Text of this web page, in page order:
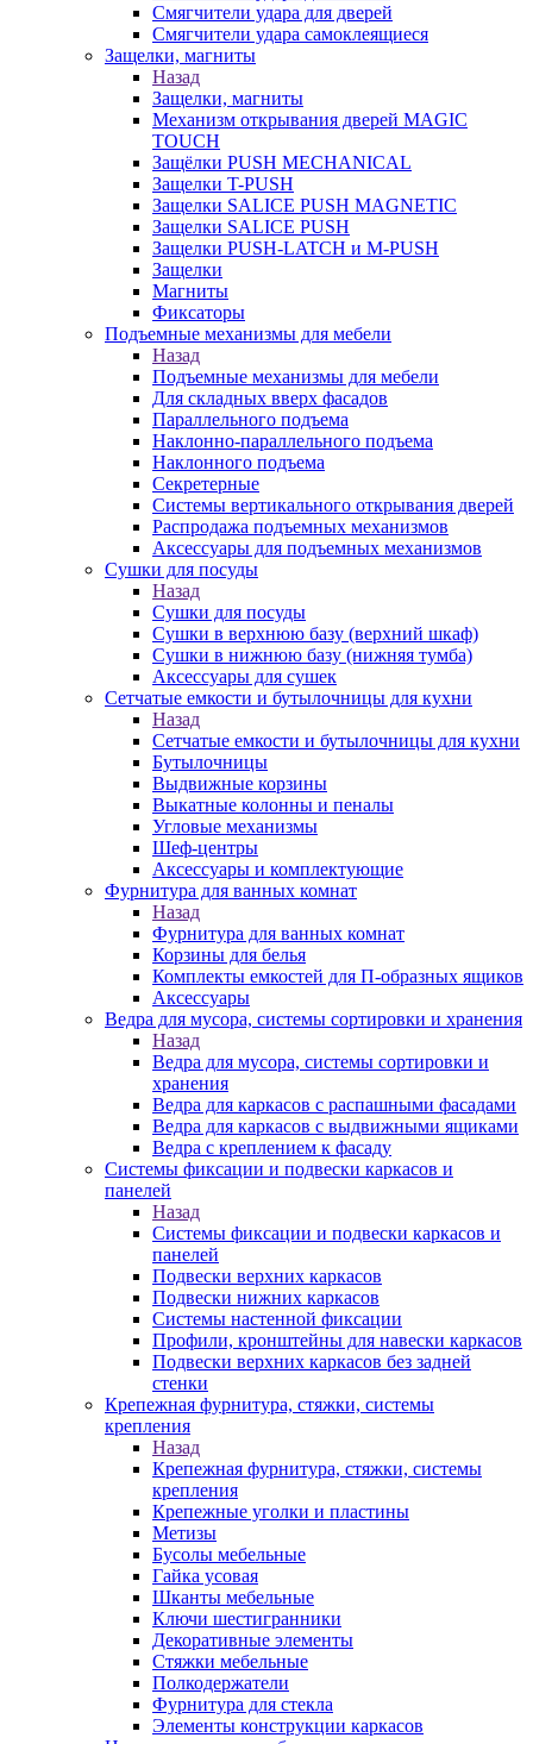
Смягчители удара для дверей
Cмягчители удара самоклеящиеся
Защелки, магниты
Назад
Защелки, магниты
Механизм открывания дверей MAGIC
TOUCH
Защёлки PUSH MECHANICAL
Защелки T-PUSH
Защелки SALICE PUSH MAGNETIC
Защелки SALICE PUSH
Защелки PUSH-LATCH и M-PUSH
Защелки
Магниты
Фиксаторы
Подъемные механизмы для мебели
Назад
Подъемные механизмы для мебели
Для складных вверх фасадов
Параллельного подъема
Наклонно-параллельного подъема
Наклонного подъема
Секретерные
Системы вертикального открывания дверей
Распродажа подъемных механизмов
Аксессуары для подъемных механизмов
Сушки для посуды
Назад
Сушки для посуды
Сушки в верхнюю базу (верхний шкаф)
Сушки в нижнюю базу (нижняя тумба)
Аксессуары для сушек
Сетчатые емкости и бутылочницы для кухни
Назад
Сетчатые емкости и бутылочницы для кухни
Бутылочницы
Выдвижные корзины
Выкатные колонны и пеналы
Угловые механизмы
Шеф-центры
Аксессуары и комплектующие
Фурнитура для ванных комнат
Назад
Фурнитура для ванных комнат
Корзины для белья
Комплекты емкостей для П-образных ящиков
Аксессуары
Ведра для мусора, системы сортировки и хранения
Назад
Ведра для мусора, системы сортировки и
хранения
Ведра для каркасов с распашными фасадами
Ведра для каркасов с выдвижными ящиками
Ведра с креплением к фасаду
Системы фиксации и подвески каркасов и
панелей
Назад
Системы фиксации и подвески каркасов и
панелей
Подвески верхних каркасов
Подвески нижних каркасов
Системы настенной фиксации
Профили, кронштейны для навески каркасов
Подвески верхних каркасов без задней
стенки
Крепежная фурнитура, стяжки, системы
крепления
Назад
Крепежная фурнитура, стяжки, системы
крепления
Крепежные уголки и пластины
Метизы
Бусолы мебельные
Гайка усовая
Шканты мебельные
Ключи шестигранники
Декоративные элементы
Стяжки мебельные
Полкодержатели
Фурнитура для стекла
Элементы конструкции каркасов